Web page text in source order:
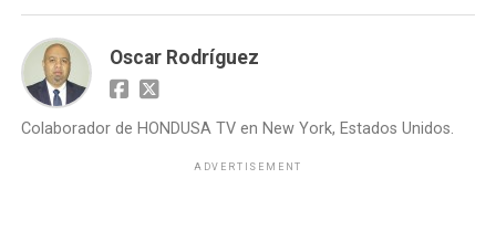
Oscar Rodríguez
Colaborador de HONDUSA TV en New York, Estados Unidos.
ADVERTISEMENT